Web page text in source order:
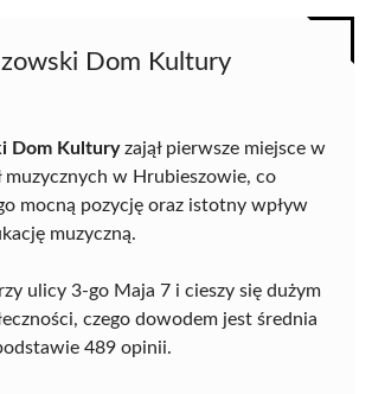
Dom Kultury
Dom Kulturyzajął pierwsze miejsce w
muzycznych w Hrubieszowie, co
mocną pozycję oraz istotny wpływ
muzyczną.
ulicy 3-go Maja 7 i cieszy się dużym
czego dowodem jest średnia
489 opinii.